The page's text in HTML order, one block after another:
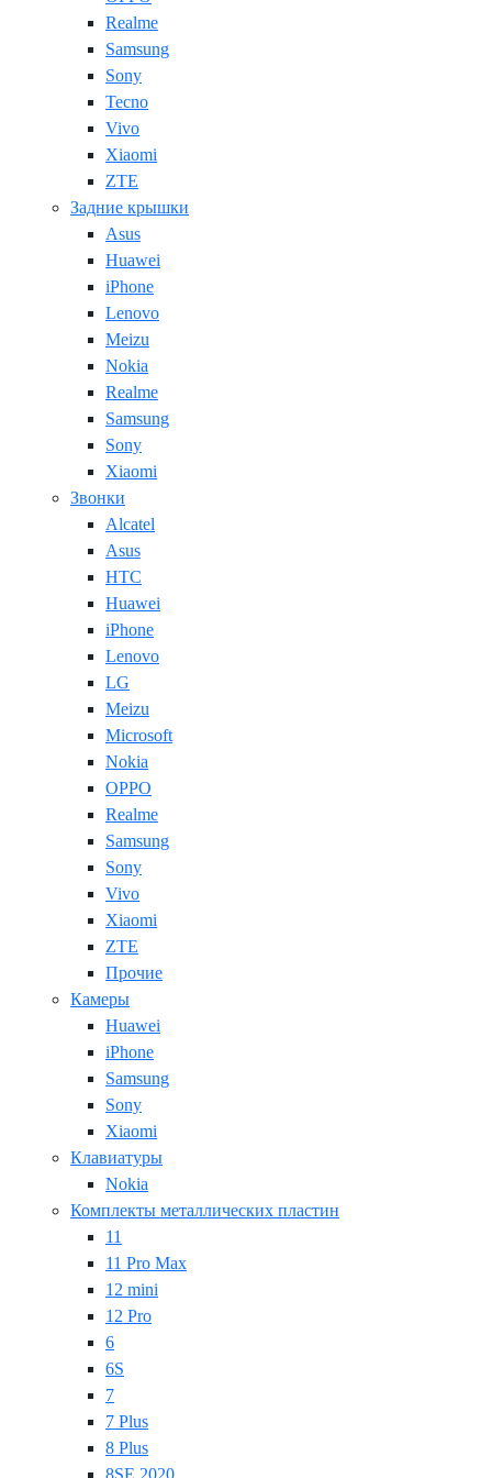
Realme
Samsung
Sony
Tecno
Vivo
Xiaomi
ZTE
Задние крышки
Asus
Huawei
iPhone
Lenovo
Meizu
Nokia
Realme
Samsung
Sony
Xiaomi
Звонки
Alcatel
Asus
HTC
Huawei
iPhone
Lenovo
LG
Meizu
Microsoft
Nokia
OPPO
Realme
Samsung
Sony
Vivo
Xiaomi
ZTE
Прочие
Камеры
Huawei
iPhone
Samsung
Sony
Xiaomi
Клавиатуры
Nokia
Комплекты металлических пластин
11
11 Pro Max
12 mini
12 Pro
6
6S
7
7 Plus
8 Plus